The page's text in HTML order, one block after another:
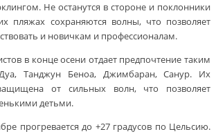
Не останутся в стороне и поклонники
пляжах сохраняются волны, что позволяет
и новичкам и профессионалам.
в конце осени отдает предпочтение таким
Танджун Беноа, Джимбаран, Санур. Их
от сильных волн, что позволяет
детьми.
прогревается до +27 градусов по Цельсию.